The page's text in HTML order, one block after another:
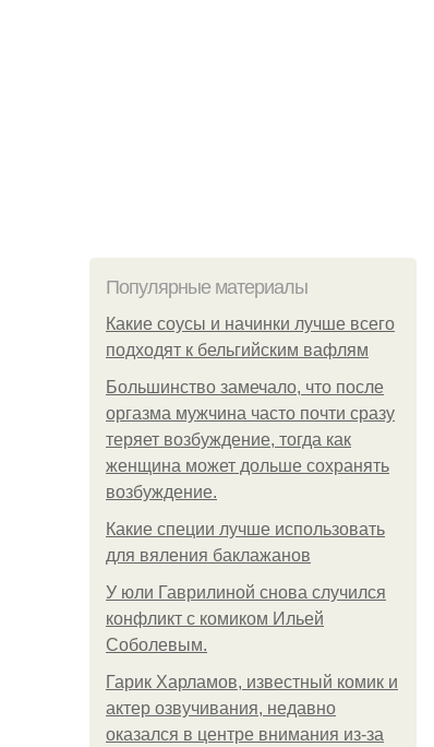
Популярные материалы
Какие соусы и начинки лучше всего
подходят к бельгийским вафлям
Большинство замечало, что после
оргазма мужчина часто почти сразу
теряет возбуждение, тогда как
женщина может дольше сохранять
возбуждение.
Какие специи лучше использовать
для вяления баклажанов
У юли Гаврилиной снова случился
конфликт с комиком Ильей
Соболевым.
Гарик Харламов, известный комик и
актер озвучивания, недавно
оказался в центре внимания из-за